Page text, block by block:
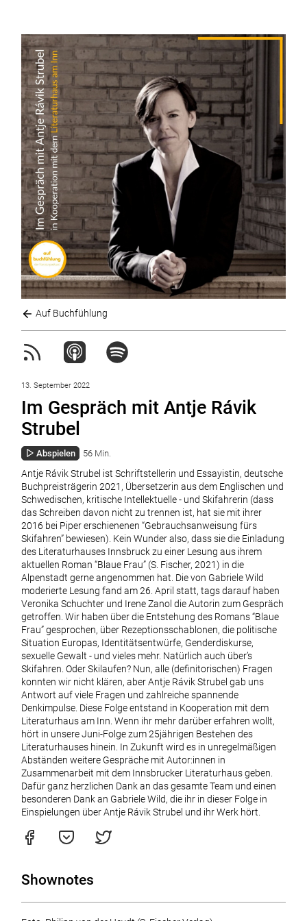
Auf Buchfühlung
13. September 2022
Im Gespräch mit Antje Rávik
Strubel
Abspielen 56 Min.
Antje Rávik Strubel ist Schriftstellerin und Essayistin, deutsche
Buchpreisträgerin 2021, Übersetzerin aus dem Englischen und
Schwedischen, kritische Intellektuelle - und Skifahrerin (dass
das Schreiben davon nicht zu trennen ist, hat sie mit ihrer
2016 bei Piper erschienenen “Gebrauchsanweisung fürs
Skifahren” bewiesen). Kein Wunder also, dass sie die Einladung
des Literaturhauses Innsbruck zu einer Lesung aus ihrem
aktuellen Roman “Blaue Frau” (S. Fischer, 2021) in die
Alpenstadt gerne angenommen hat. Die von Gabriele Wild
moderierte Lesung fand am 26. April statt, tags darauf haben
Veronika Schuchter und Irene Zanol die Autorin zum Gespräch
getroffen. Wir haben über die Entstehung des Romans “Blaue
Frau” gesprochen, über Rezeptionsschablonen, die politische
Situation Europas, Identitätsentwürfe, Genderdiskurse,
sexuelle Gewalt - und vieles mehr. Natürlich auch über’s
Skifahren. Oder Skilaufen? Nun, alle (definitorischen) Fragen
konnten wir nicht klären, aber Antje Rávik Strubel gab uns
Antwort auf viele Fragen und zahlreiche spannende
Denkimpulse. Diese Folge entstand in Kooperation mit dem
Literaturhaus am Inn. Wenn ihr mehr darüber erfahren wollt,
hört in unsere Juni-Folge zum 25jährigen Bestehen des
Literaturhauses hinein. In Zukunft wird es in unregelmäßigen
Abständen weitere Gespräche mit Autor:innen in
Zusammenarbeit mit dem Innsbrucker Literaturhaus geben.
Dafür ganz herzlichen Dank an das gesamte Team und einen
besonderen Dank an Gabriele Wild, die ihr in dieser Folge in
Einspielungen über Antje Rávik Strubel und ihr Werk hört.
Shownotes